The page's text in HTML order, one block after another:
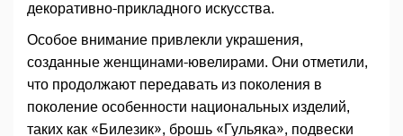
декоративно-прикладного искусства.
Особое внимание привлекли украшения,
созданные женщинами-ювелирами. Они отметили,
что продолжают передавать из поколения в
поколение особенности национальных изделий,
таких как «Билезик», брошь «Гульяка», подвески